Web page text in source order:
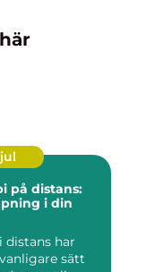
på distans:
i din
distans har
sätt